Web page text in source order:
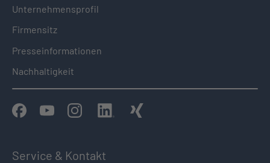
Unternehmensprofil
Firmensitz
Presseinformationen
Nachhaltigkeit
Service & Kontakt